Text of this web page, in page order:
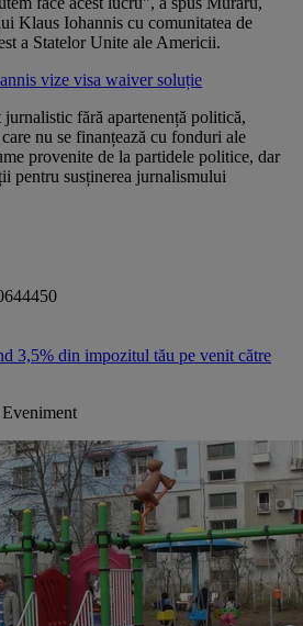
Klaus Iohannis cu comunitatea de
a Statelor Unite ale Americii.
vize visa waiversoluție
jurnalistic fără apartenență politică,
nu se finanțează cu fonduri ale
provenite de la partidele politice, dar
pentru susținerea jurnalismului
3,5% din impozitul tău pe venit către
Eveniment